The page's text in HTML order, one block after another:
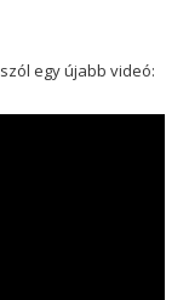
egy újabb videó: